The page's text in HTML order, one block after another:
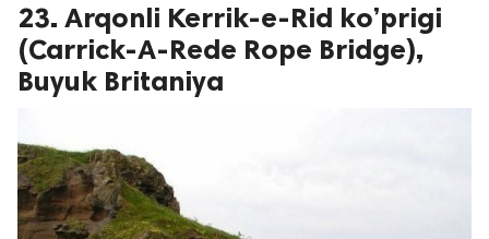
23. Arqonli Kerrik-e-Rid ko’prigi
(Carrick-A-Rede Rope Bridge),
Buyuk Britaniya